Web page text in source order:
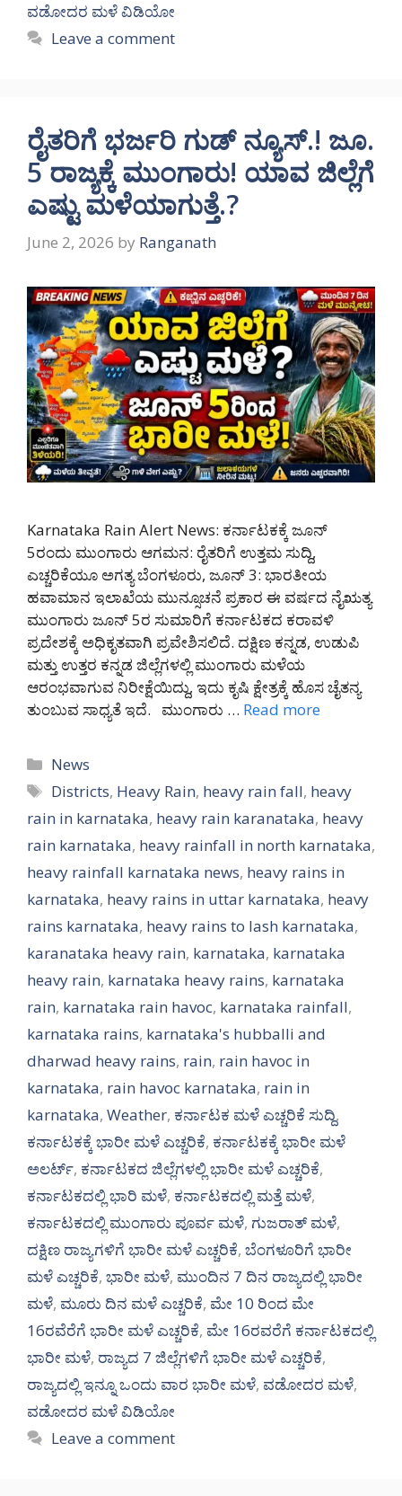
ವಡೋದರ ಮಳೆ ವಿಡಿಯೋ
Leave a comment
ರೈತರಿಗೆ ಭರ್ಜರಿ ಗುಡ್ ನ್ಯೂಸ್.! ಜೂ.
5 ರಾಜ್ಯಕ್ಕೆ ಮುಂಗಾರು! ಯಾವ ಜಿಲ್ಲೆಗೆ
ಎಷ್ಟು ಮಳೆಯಾಗುತ್ತೆ.?
June 2, 2026 by Ranganath
Karnataka Rain Alert News: ಕರ್ನಾಟಕಕ್ಕೆ ಜೂನ್
5ರಂದು ಮುಂಗಾರು ಆಗಮನ: ರೈತರಿಗೆ ಉತ್ತಮ ಸುದ್ದಿ,
ಎಚ್ಚರಿಕೆಯೂ ಅಗತ್ಯ ಬೆಂಗಳೂರು, ಜೂನ್ 3: ಭಾರತೀಯ
ಹವಾಮಾನ ಇಲಾಖೆಯ ಮುನ್ಸೂಚನೆ ಪ್ರಕಾರ ಈ ವರ್ಷದ ನೈಋತ್ಯ
ಮುಂಗಾರು ಜೂನ್ 5ರ ಸುಮಾರಿಗೆ ಕರ್ನಾಟಕದ ಕರಾವಳಿ
ಪ್ರದೇಶಕ್ಕೆ ಅಧಿಕೃತವಾಗಿ ಪ್ರವೇಶಿಸಲಿದೆ. ದಕ್ಷಿಣ ಕನ್ನಡ, ಉಡುಪಿ
ಮತ್ತು ಉತ್ತರ ಕನ್ನಡ ಜಿಲ್ಲೆಗಳಲ್ಲಿ ಮುಂಗಾರು ಮಳೆಯ
ಆರಂಭವಾಗುವ ನಿರೀಕ್ಷೆಯಿದ್ದು, ಇದು ಕೃಷಿ ಕ್ಷೇತ್ರಕ್ಕೆ ಹೊಸ ಚೈತನ್ಯ
ತುಂಬುವ ಸಾಧ್ಯತೆ ಇದೆ. ಮುಂಗಾರು … Read more
Categories
News
Tags
Districts, Heavy Rain, heavy rain fall, heavy
rain in karnataka, heavy rain karanataka, heavy
rain karnataka, heavy rainfall in north karnataka,
heavy rainfall karnataka news, heavy rains in
karnataka, heavy rains in uttar karnataka, heavy
rains karnataka, heavy rains to lash karnataka,
karanataka heavy rain, karnataka, karnataka
heavy rain, karnataka heavy rains, karnataka
rain, karnataka rain havoc, karnataka rainfall,
karnataka rains, karnataka's hubballi and
dharwad heavy rains, rain, rain havoc in
karnataka, rain havoc karnataka, rain in
karnataka, Weather, ಕರ್ನಾಟಕ ಮಳೆ ಎಚ್ಚರಿಕೆ ಸುದ್ದಿ,
ಕರ್ನಾಟಕಕ್ಕೆ ಭಾರೀ ಮಳೆ ಎಚ್ಚರಿಕೆ, ಕರ್ನಾಟಕಕ್ಕೆ ಭಾರೀ ಮಳೆ
ಅಲರ್ಟ್‌, ಕರ್ನಾಟಕದ ಜಿಲ್ಲೆಗಳಲ್ಲಿ ಭಾರೀ ಮಳೆ ಎಚ್ಚರಿಕೆ,
ಕರ್ನಾಟಕದಲ್ಲಿ ಭಾರಿ ಮಳೆ, ಕರ್ನಾಟಕದಲ್ಲಿ ಮತ್ತೆ ಮಳೆ,
ಕರ್ನಾಟಕದಲ್ಲಿ ಮುಂಗಾರು ಪೂರ್ವ ಮಳೆ, ಗುಜರಾತ್ ಮಳೆ,
ದಕ್ಷಿಣ ರಾಜ್ಯಗಳಿಗೆ ಭಾರೀ ಮಳೆ ಎಚ್ಚರಿಕೆ, ಬೆಂಗಳೂರಿಗೆ ಭಾರೀ
ಮಳೆ ಎಚ್ಚರಿಕೆ, ಭಾರೀ ಮಳೆ, ಮುಂದಿನ 7 ದಿನ ರಾಜ್ಯದಲ್ಲಿ ಭಾರೀ
ಮಳೆ, ಮೂರು ದಿನ ಮಳೆ ಎಚ್ಚರಿಕೆ, ಮೇ 10 ರಿಂದ ಮೇ
16ರವೆರೆಗೆ ಭಾರೀ ಮಳೆ ಎಚ್ಚರಿಕೆ, ಮೇ 16ರವರೆಗೆ ಕರ್ನಾಟಕದಲ್ಲಿ
ಭಾರೀ ಮಳೆ, ರಾಜ್ಯದ 7 ಜಿಲ್ಲೆಗಳಿಗೆ ಭಾರೀ ಮಳೆ ಎಚ್ಚರಿಕೆ,
ರಾಜ್ಯದಲ್ಲಿ ಇನ್ನೂ ಒಂದು ವಾರ ಭಾರೀ ಮಳೆ, ವಡೋದರ ಮಳೆ,
ವಡೋದರ ಮಳೆ ವಿಡಿಯೋ
Leave a comment